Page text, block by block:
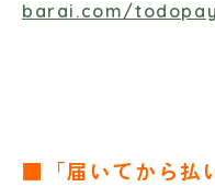
barai.com/
■「届いてから払